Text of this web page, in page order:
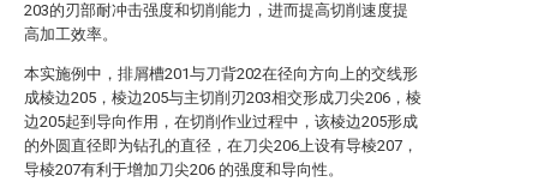
203的刃部耐冲击强度和切削能力，进而提高切削速度提
高加工效率。
本实施例中，排屑槽201与刀背202在径向方向上的交线形
成棱边205，棱边205与主切削刃203相交形成刀尖206，棱
边205起到导向作用，在切削作业过程中，该棱边205形成
的外圆直径即为钻孔的直径，在刀尖206上设有导棱207，
导棱207有利于增加刀尖206 的强度和导向性。